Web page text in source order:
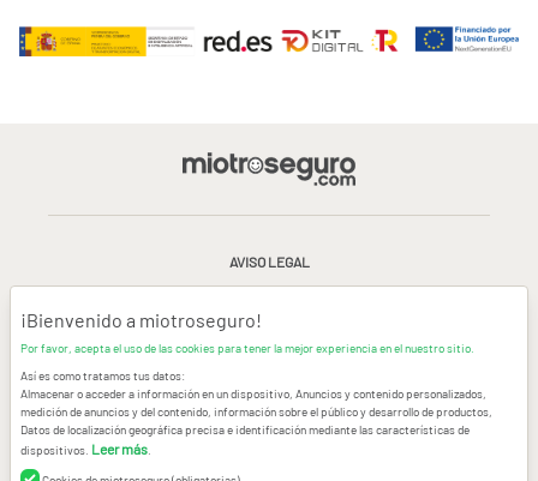
AVISO LEGAL
CONDICIONES GENERALES DE USO
CONTACTAR
© Copyright miotroseguro.com 2026. Todos los derechos reservados
¡Bienvenido a miotroseguro!
Por favor, acepta el uso de las cookies para tener la mejor experiencia en el nuestro sitio.
Así es como tratamos tus datos:
Almacenar o acceder a información en un dispositivo, Anuncios y contenido personalizados,
medición de anuncios y del contenido, información sobre el público y desarrollo de productos,
Datos de localización geográfica precisa e identificación mediante las características de
dispositivos. Leer más